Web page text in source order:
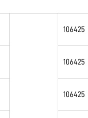
106425
106425
106425